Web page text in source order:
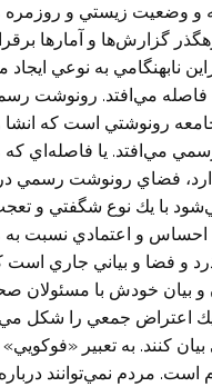
و وضعيت زيستي و روزمره
گزارش‌ها و آمارها
نابهنگامي به نوعي
مي‌افتد. رونوشت
رونوشتي است كه انشا
مي‌افتد. يا فاصله‌اي
فضاي رونوشت رسمي
با يك نوع شگفتي و
و اعتمادي نسبت به
و فضا و بياني جاري است
بيان خودش با مسئولان
اعتراض جمعي را شكل
كنند. به تعبير
مردم نمي‌توانند